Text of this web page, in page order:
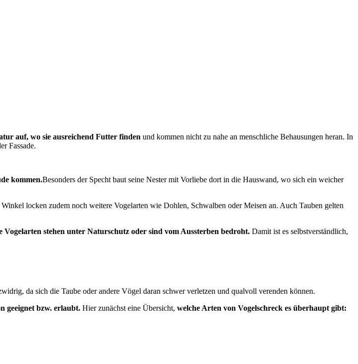
auf, wo sie ausreichend Futter finden und kommen nicht zu nahe an menschliche Behausungen heran. In
Fassade.
kommen.Besonders der Specht baut seine Nester mit Vorliebe dort in die Hauswand, wo sich ein weicher
locken zudem noch weitere Vogelarten wie Dohlen, Schwalben oder Meisen an. Auch Tauben gelten
Vogelarten stehen unter Naturschutz oder sind vom Aussterben bedroht. Damit ist es selbstverständlich,
da sich die Taube oder andere Vögel daran schwer verletzen und qualvoll verenden können.
geeignet bzw. erlaubt. Hier zunächst eine Übersicht, welche Arten von Vogelschreck es überhaupt gibt: